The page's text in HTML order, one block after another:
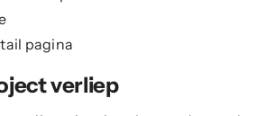
pagina
verliep